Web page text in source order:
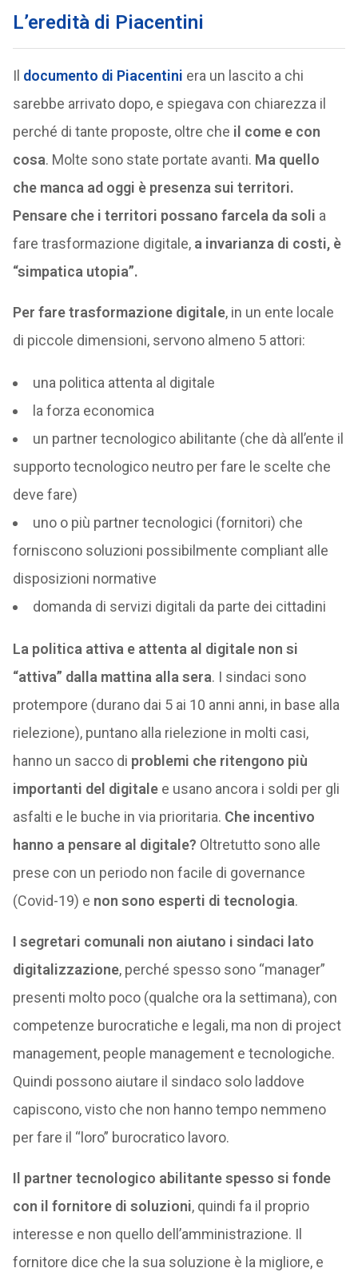
L’eredità di Piacentini
Il documento di Piacentini era un lascito a chi
sarebbe arrivato dopo, e spiegava con chiarezza il
perché di tante proposte, oltre che il come e con
cosa. Molte sono state portate avanti. Ma quello
che manca ad oggi è presenza sui territori.
Pensare che i territori possano farcela da soli a
fare trasformazione digitale, a invarianza di costi, è
“simpatica utopia”.
Per fare trasformazione digitale, in un ente locale
di piccole dimensioni, servono almeno 5 attori:
una politica attenta al digitale
la forza economica
un partner tecnologico abilitante (che dà all’ente il
supporto tecnologico neutro per fare le scelte che
deve fare)
uno o più partner tecnologici (fornitori) che
forniscono soluzioni possibilmente compliant alle
disposizioni normative
domanda di servizi digitali da parte dei cittadini
La politica attiva e attenta al digitale non si
“attiva” dalla mattina alla sera. I sindaci sono
protempore (durano dai 5 ai 10 anni anni, in base alla
rielezione), puntano alla rielezione in molti casi,
hanno un sacco di problemi che ritengono più
importanti del digitalee usano ancora i soldi per gli
asfalti e le buche in via prioritaria. Che incentivo
hanno a pensare al digitale? Oltretutto sono alle
prese con un periodo non facile di governance
(Covid-19) e non sono esperti di tecnologia.
I segretari comunali non aiutano i sindaci lato
digitalizzazione, perché spesso sono “manager”
presenti molto poco (qualche ora la settimana), con
competenze burocratiche e legali, ma non di project
management, people management e tecnologiche.
Quindi possono aiutare il sindaco solo laddove
capiscono, visto che non hanno tempo nemmeno
per fare il “loro” burocratico lavoro.
Il partner tecnologico abilitante spesso si fonde
con il fornitore di soluzioni, quindi fa il proprio
interesse e non quello dell’amministrazione. Il
fornitore dice che la sua soluzione è la migliore, e